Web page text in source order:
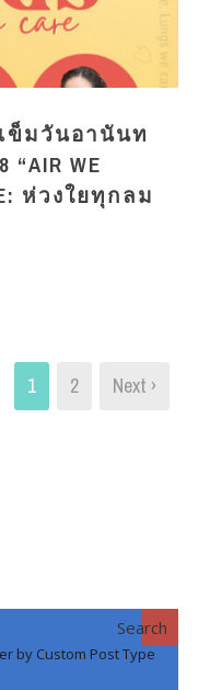
ข็มวันอานันท
WE
ห่วงใยทุกลม
1 2 Next ›
Search
by Custom Post Type